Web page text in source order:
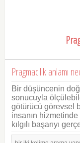
Pragmacılık anlamı
Bir düşüncenin
sonucuyla
götürücü görevsel
insanın
kılgılı başarıyı